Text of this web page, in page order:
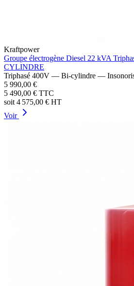
Kraftpower
Groupe électrogène Diesel 22 kVA
CYLINDRE
Triphasé 400V — Bi-cylindre —
5 990,00 €
5 490,00 € TTC
soit 4 575,00 € HT
Voir